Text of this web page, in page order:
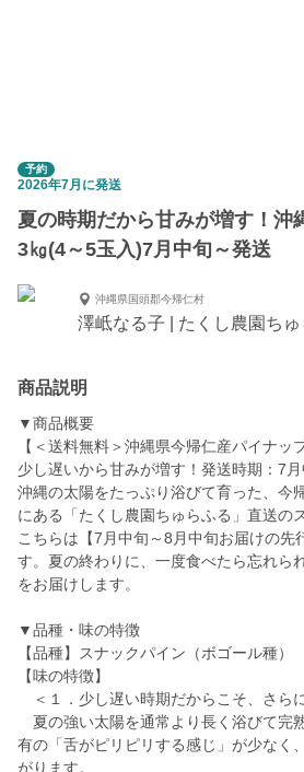
予約
2026年7月に発送
夏の時期だから甘みが増す！沖
3㎏(4～5玉入)7月中旬～発送
沖縄県国頭郡今帰仁村
澤岻なる子 | たくし農園ちゅ
商品説明
▼商品概要
【＜送料無料＞沖縄県今帰仁産パイナッ
少し遅いから甘みが増す！発送時期：7月
沖縄の太陽をたっぷり浴びて育った、今
にある「たくし農園ちゅらふる」直送の
こちらは【7月中旬～8月中旬お届けの先
す。夏の終わりに、一度食べたら忘れら
をお届けします。
▼品種・味の特徴
【品種】スナックパイン（ボゴール種）
【味の特徴】
＜１．少し遅い時期だからこそ、さら
夏の強い太陽を通常より長く浴びて完
有の「舌がピリピリする感じ」が少なく
がります。